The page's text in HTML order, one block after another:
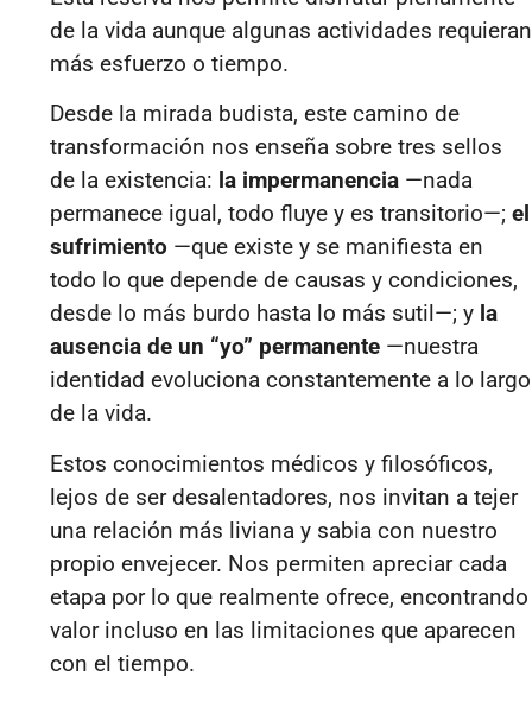
de la vida aunque algunas actividades requieran
más esfuerzo o tiempo.
Desde la mirada budista, este camino de
transformación nos enseña sobre tres sellos
de la existencia: la impermanencia —nada
permanece igual, todo fluye y es transitorio—; el
sufrimiento —que existe y se manifiesta en
todo lo que depende de causas y condiciones,
desde lo más burdo hasta lo más sutil—; y la
ausencia de un “yo” permanente —nuestra
identidad evoluciona constantemente a lo largo
de la vida.
Estos conocimientos médicos y filosóficos,
lejos de ser desalentadores, nos invitan a tejer
una relación más liviana y sabia con nuestro
propio envejecer. Nos permiten apreciar cada
etapa por lo que realmente ofrece, encontrando
valor incluso en las limitaciones que aparecen
con el tiempo.